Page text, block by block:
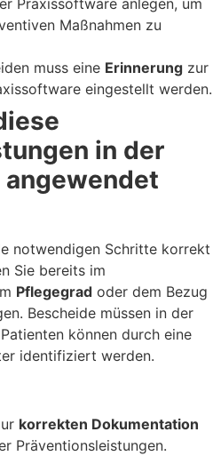
Maßnahmen zu
muss eine Erinnerung zur
eingestellt werden.
in der
notwendigen Schritte korrekt
Sie bereits im
Pflegegrad oder dem Bezug
Bescheide müssen in der
können durch eine
identifiziert werden.
korrekten Dokumentation
Präventionsleistungen.